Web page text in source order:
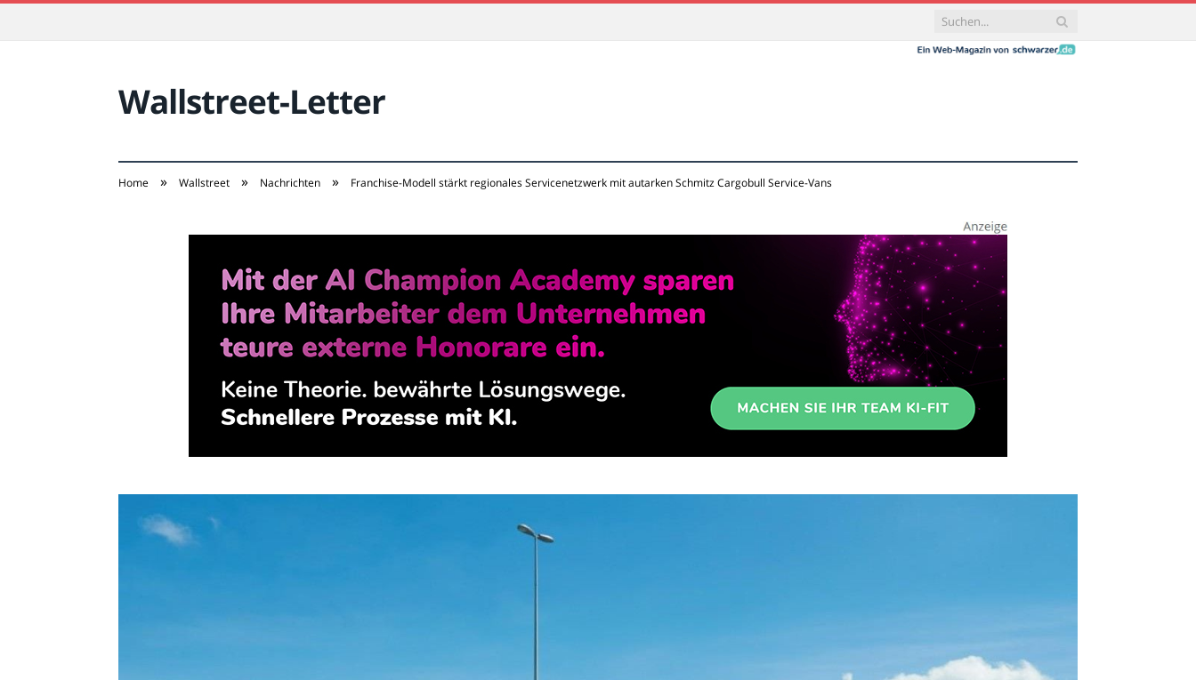
Wallstreet-Letter
Home » Wallstreet » Nachrichten » Franchise-Modell stärkt regionales Servicenetzwerk mit autarken Schmitz Cargobull Service-Vans